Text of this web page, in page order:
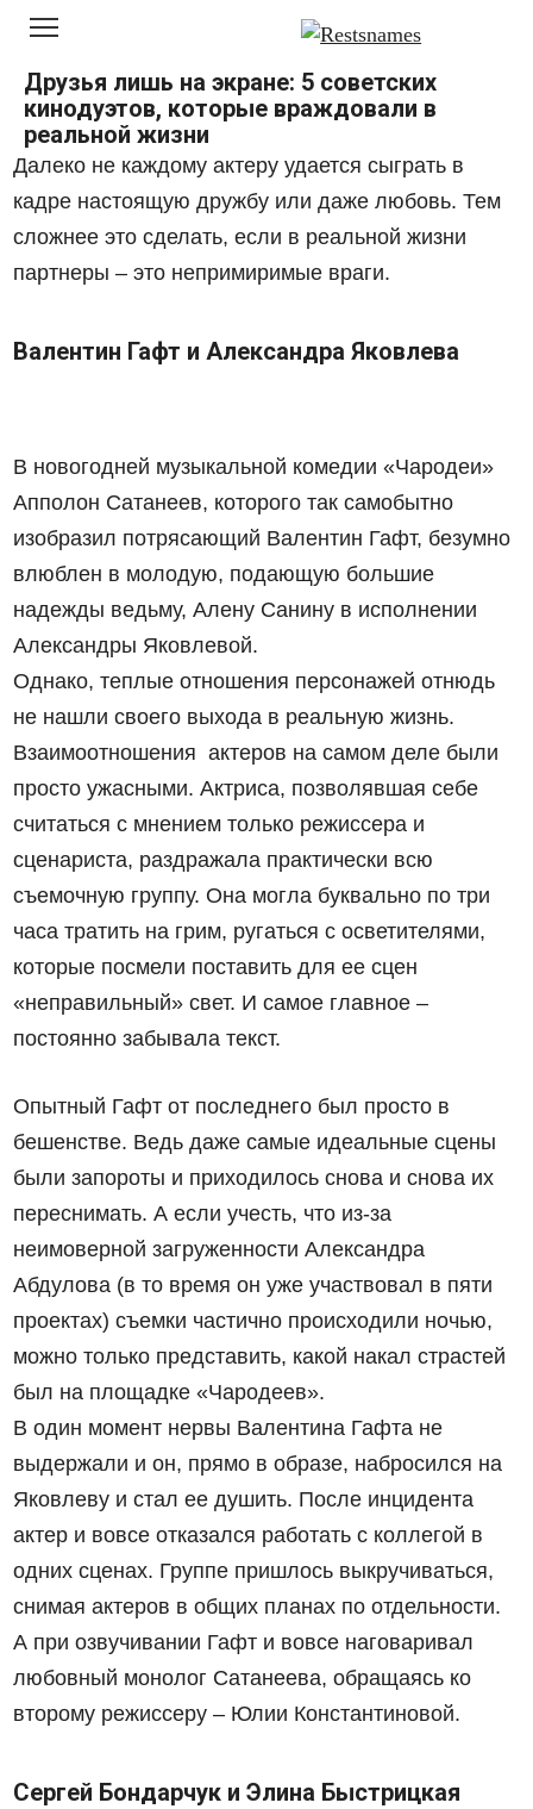
Перейти
контенту
Друзья лишь на экране: 5 советских
кинодуэтов, которые враждовали в
реальной жизни
Далеко не каждому актеру удается сыграть в
кадре настоящую дружбу или даже любовь. Тем
сложнее это сделать, если в реальной жизни
партнеры – это непримиримые враги.
Валентин Гафт и Александра Яковлева
В новогодней музыкальной комедии «Чародеи»
Апполон Сатанеев, которого так самобытно
изобразил потрясающий Валентин Гафт, безумно
влюблен в молодую, подающую большие
надежды ведьму, Алену Санину в исполнении
Александры Яковлевой.
Однако, теплые отношения персонажей отнюдь
не нашли своего выхода в реальную жизнь.
Взаимоотношения актеров на самом деле были
просто ужасными. Актриса, позволявшая себе
считаться с мнением только режиссера и
сценариста, раздражала практически всю
съемочную группу. Она могла буквально по три
часа тратить на грим, ругаться с осветителями,
которые посмели поставить для ее сцен
«неправильный» свет. И самое главное –
постоянно забывала текст.
Опытный Гафт от последнего был просто в
бешенстве. Ведь даже самые идеальные сцены
были запороты и приходилось снова и снова их
переснимать. А если учесть, что из-за
неимоверной загруженности Александра
Абдулова (в то время он уже участвовал в пяти
проектах) съемки частично происходили ночью,
можно только представить, какой накал страстей
был на площадке «Чародеев».
В один момент нервы Валентина Гафта не
выдержали и он, прямо в образе, набросился на
Яковлеву и стал ее душить. После инцидента
актер и вовсе отказался работать с коллегой в
одних сценах. Группе пришлось выкручиваться,
снимая актеров в общих планах по отдельности.
А при озвучивании Гафт и вовсе наговаривал
любовный монолог Сатанеева, обращаясь ко
второму режиссеру – Юлии Константиновой.
Сергей Бондарчук и Элина Быстрицкая